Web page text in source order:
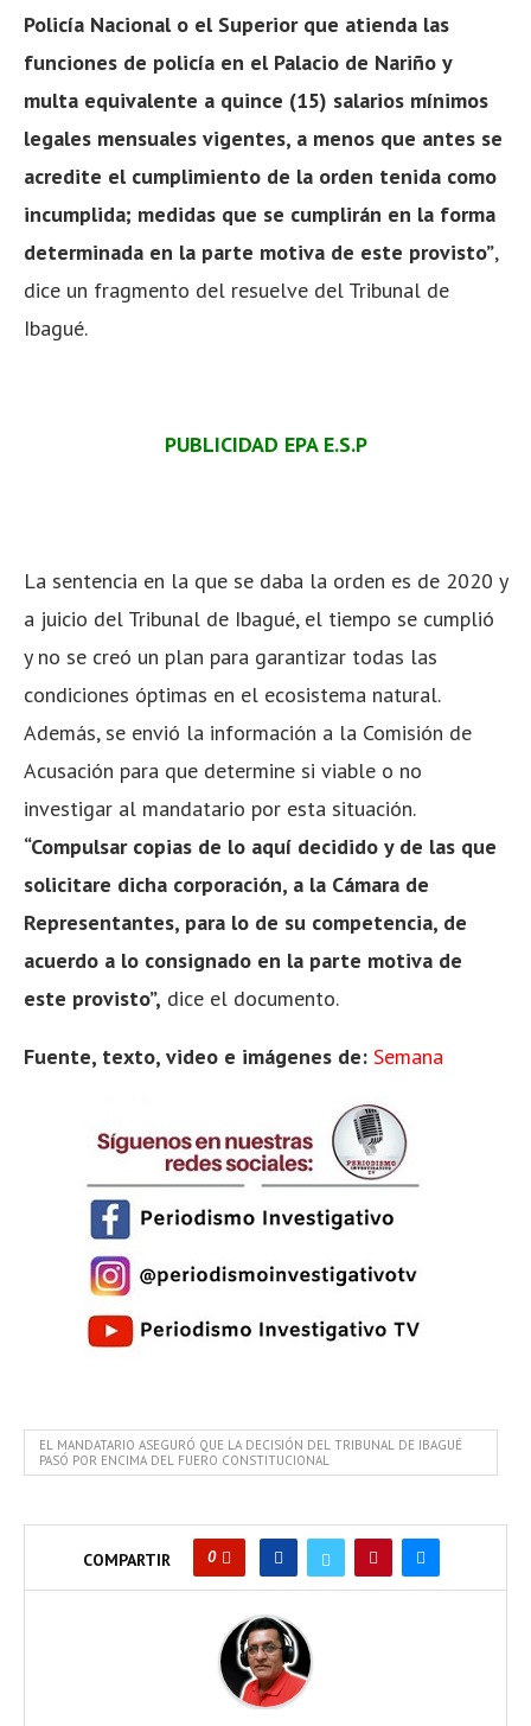
Policía Nacional o el Superior que atienda las
funciones de policía en el Palacio de Nariño y
multa equivalente a quince (15) salarios mínimos
legales mensuales vigentes, a menos que antes se
acredite el cumplimiento de la orden tenida como
incumplida; medidas que se cumplirán en la forma
determinada en la parte motiva de este provisto”,
dice un fragmento del resuelve del Tribunal de
Ibagué.
PUBLICIDAD EPA E.S.P
La sentencia en la que se daba la orden es de 2020 y
a juicio del Tribunal de Ibagué, el tiempo se cumplió
y no se creó un plan para garantizar todas las
condiciones óptimas en el ecosistema natural.
Además, se envió la información a la Comisión de
Acusación para que determine si viable o no
investigar al mandatario por esta situación.
“Compulsar copias de lo aquí decidido y de las que
solicitare dicha corporación, a la Cámara de
Representantes, para lo de su competencia, de
acuerdo a lo consignado en la parte motiva de
este provisto”, dice el documento.
Fuente, texto, video e imágenes de: Semana
EL MANDATARIO ASEGURÓ QUE LA DECISIÓN DEL TRIBUNAL DE IBAGUÉ
PASÓ POR ENCIMA DEL FUERO CONSTITUCIONAL
COMPARTIR 0